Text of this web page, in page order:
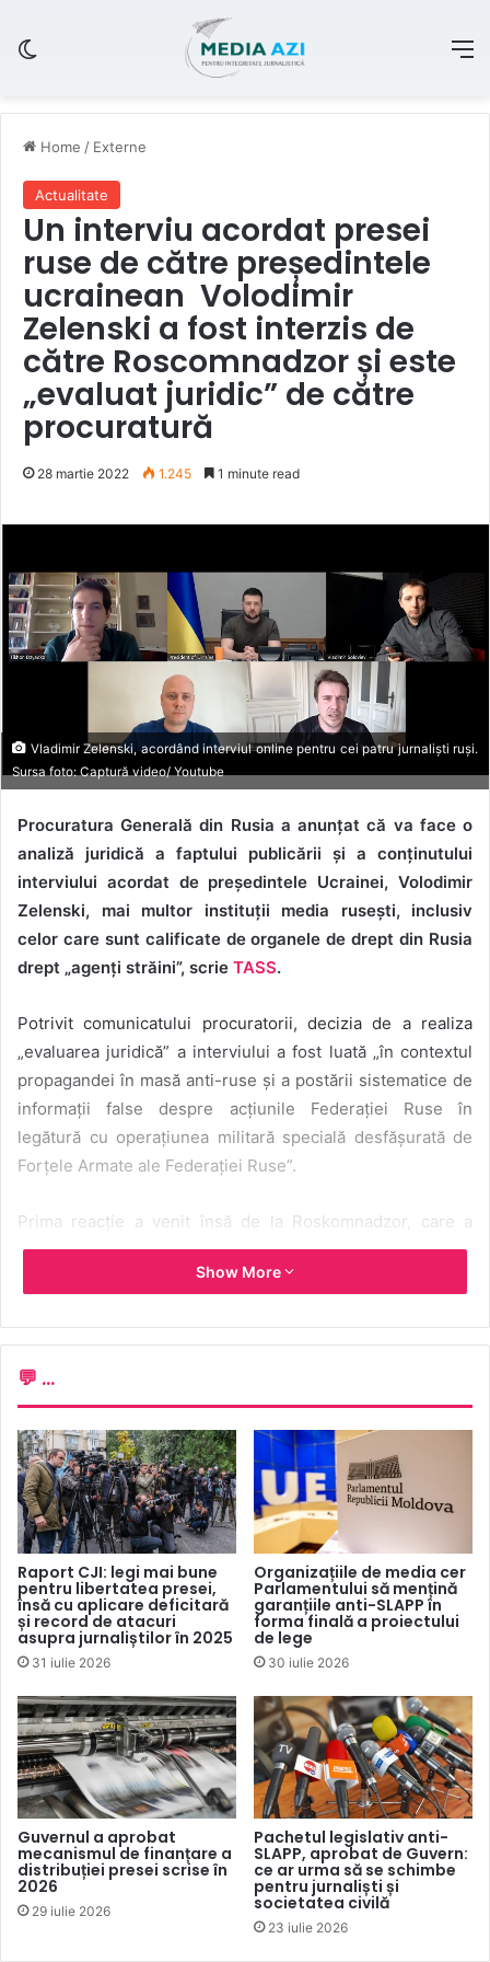
Home / Externe
Actualitate
Un interviu acordat presei
ruse de către președintele
ucrainean Volodimir
Zelenski a fost interzis de
către Roscomnadzor și este
„evaluat juridic” de către
procuratură
28 martie 2022 1.245 1 minute read
Vladimir Zelenski, acordând interviul online pentru cei patru jurnaliști ruși.
Sursa foto: Captură video/ Youtube
Procuratura Generală din Rusia a anunțat că va face o
analiză juridică a faptului publicării și a conținutului
interviului acordat de președintele Ucrainei, Volodimir
Zelenski, mai multor instituții media rusești, inclusiv
celor care sunt calificate de organele de drept din Rusia
drept „agenți străini”, scrie TASS.
Potrivit comunicatului procuratorii, decizia de a realiza
„evaluarea juridică” a interviului a fost luată „în contextul
propagandei în masă anti-ruse și a postării sistematice de
informații false despre acțiunile Federației Ruse în
legătură cu operațiunea militară specială desfășurată de
Forțele Armate ale Federației Ruse”.
Prima reacție a venit însă de la Roskomnadzor, care a
avertizat presa rusă despre necesitatea de a refuza
publicarea acestui interviu, menționând că „în raport cu
pentru a determina gradul de responsabilitate și a lua
prima dată de către jurnaliști ruși, după declanșarea
războiului în Ucraina. Jurnaliștii care i-au adresat întrebări
online – Ivan Kolpakov, redactor-șef al Meduza, Tihon
Dziadko, redactor-șef al canalului de televiziune Dojdi,
scriitorul și jurnalistul Mihail Zîgar (canalul YouTube
„Zygar”) și Vladimir Soloviov, corespondent al Kommersant
au promis că interviul va fi publicat integral în publicațiile
pe care le reprezintă.
În urma interdicțiilor impuse de Roskomnadzor, Novaia
Gazeta (redactorul-șef Dmitri Muratov a transmis
întrebările pentru interviu în formă scrisă) a publicat în
locul interviuluiNotaprimită de la Roskomnadzor.
Publicația Komersant.ru nu a publicat interviul, dar
materialul a apărut pe portalulNewsMaker.md, al cărui
fondator este Vladimir Soloviov. JurnaliștiiTihon Dziadko
și Mihail Zîgar
au postat interviul pe YouTube, iar
a făcut transcrierea interviului pe site-ul său.
Show More
💬 ...
Raport CJI: legi mai bune
pentru libertatea presei,
însă cu aplicare deficitară
și record de atacuri
asupra jurnaliștilor în 2025
31 iulie 2026
Organizațiile de media cer
Parlamentului să mențină
garanțiile anti-SLAPP în
forma finală a proiectului
de lege
30 iulie 2026
Guvernul a aprobat
mecanismul de finanțare a
distribuției presei scrise în
2026
29 iulie 2026
Pachetul legislativ anti-
SLAPP, aprobat de Guvern:
ce ar urma să se schimbe
pentru jurnaliști și
societatea civilă
23 iulie 2026